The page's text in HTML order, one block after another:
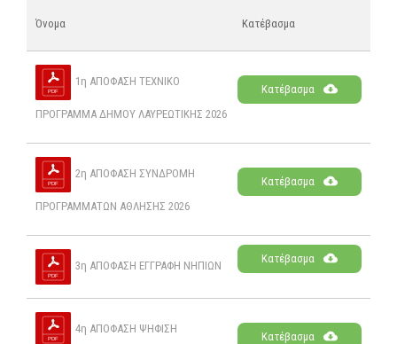
Όνομα Κατέβασμα
1η ΑΠΟΦΑΣΗ ΤΕΧΝΙΚΟ
ΠΡΟΓΡΑΜΜΑ ΔΗΜΟΥ ΛΑΥΡΕΩΤΙΚΗΣ 2026
Κατέβασμα
2η ΑΠΟΦΑΣΗ ΣΥΝΔΡΟΜΗ
ΠΡΟΓΡΑΜΜΑΤΩΝ ΑΘΛΗΣΗΣ 2026
Κατέβασμα
3η ΑΠΟΦΑΣΗ ΕΓΓΡΑΦΗ ΝΗΠΙΩΝ
Κατέβασμα
4η ΑΠΟΦΑΣΗ ΨΗΦΙΣΗ
Κατέβασμα